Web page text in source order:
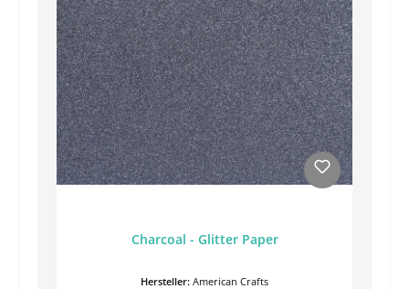
Charcoal - Glitter Paper
Hersteller: American Crafts